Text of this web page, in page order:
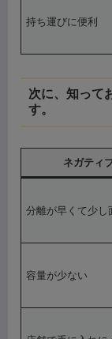
持ち運びに便利
次に、知って
す。
ネガティ
分離が早くて少し
容量が少ない